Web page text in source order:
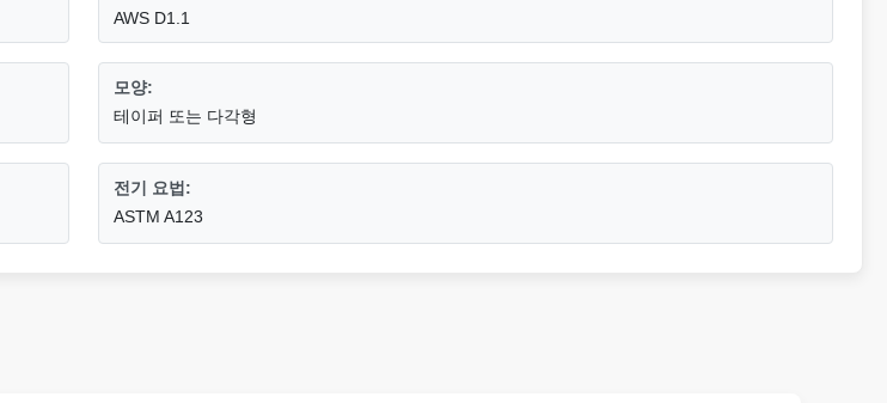
AWS D1.1
모양:
테이퍼 또는 다각형
전기 요법:
ASTM A123